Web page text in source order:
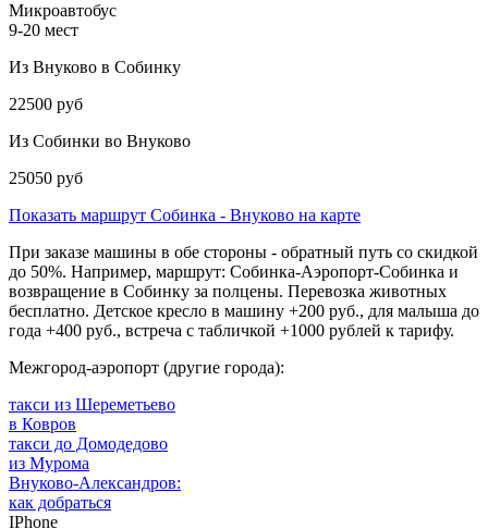
Микроавтобус
9-20 мест
Из Внуково в Собинку
22500 руб
Из Собинки во Внуково
25050 руб
Показать маршрут Собинка - Внуково на карте
При заказе машины в обе стороны - обратный путь со скидкой
до 50%. Например, маршрут: Собинка-Аэропорт-Собинка и
возвращение в Собинку за полцены. Перевозка животных
бесплатно. Детское кресло в машину +200 руб., для малыша до
года +400 руб., встреча с табличкой +1000 рублей к тарифу.
Межгород-аэропорт (другие города):
такси из Шереметьево
в Ковров
такси до Домодедово
из Мурома
Внуково-Александров:
как добраться
IPhone